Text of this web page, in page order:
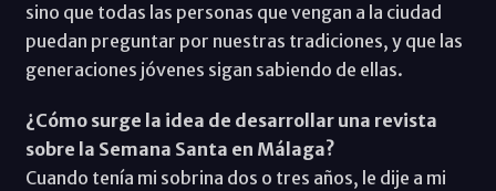
sino que todas las personas que vengan a la ciudad
puedan preguntar por nuestras tradiciones, y que las
generaciones jóvenes sigan sabiendo de ellas.
¿Cómo surge la idea de desarrollar una revista
sobre la Semana Santa en Málaga?
Cuando tenía mi sobrina dos o tres años, le dije a mi